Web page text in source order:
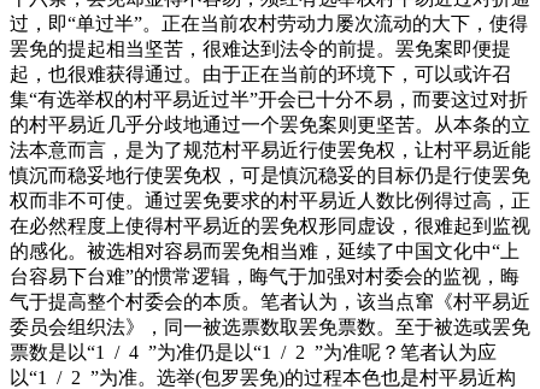
过，即“单过半”。正在当前农村劳动力屡次流动的大下，使得
罢免的提起相当坚苦，很难达到法令的前提。罢免案即便提
起，也很难获得通过。由于正在当前的环境下，可以或许召
集“有选举权的村平易近过半”开会已十分不易，而要这过对折
的村平易近几乎分歧地通过一个罢免案则更坚苦。从本条的立
法本意而言，是为了规范村平易近行使罢免权，让村平易近能
慎沉而稳妥地行使罢免权，可是慎沉稳妥的目标仍是行使罢免
权而非不可使。通过罢免要求的村平易近人数比例得过高，正
在必然程度上使得村平易近的罢免权形同虚设，很难起到监视
的感化。被选相对容易而罢免相当难，延续了中国文化中“上
台容易下台难”的惯常逻辑，晦气于加强对村委会的监视，晦
气于提高整个村委会的本质。笔者认为，该当点窜《村平易近
委员会组织法》，同一被选票数取罢免票数。至于被选或罢免
票数是以“1 / 4 ”为准仍是以“1 / 2 ”为准呢？笔者认为应
以“1 / 2 ”为准。选举(包罗罢免)的过程本色也是村平易近构